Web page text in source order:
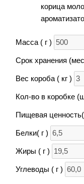
корица
Масса ( г )
Срок хранения
Вес короба ( кг )
Кол-во в коробке
Пищевая
Белки( г )
Жиры ( г )
Углеводы ( г )